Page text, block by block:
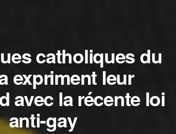
catholiques du
expriment leur
avec la récente loi
anti-gay